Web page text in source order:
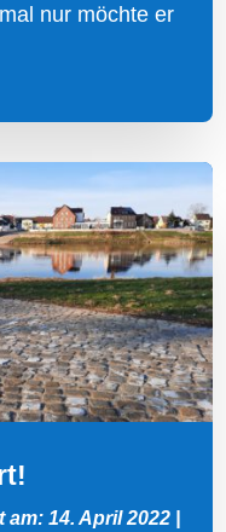
nur möchte er
14. April 2022